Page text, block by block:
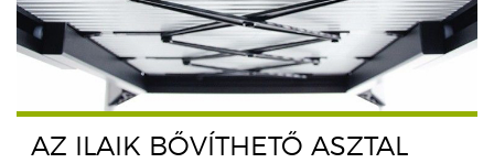
AZ ILAIK BŐVÍTHETŐ ASZTAL